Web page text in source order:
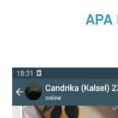
APA